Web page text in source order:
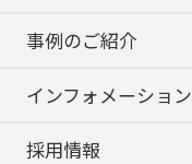
事例のご紹介
インフォメーション
採用情報